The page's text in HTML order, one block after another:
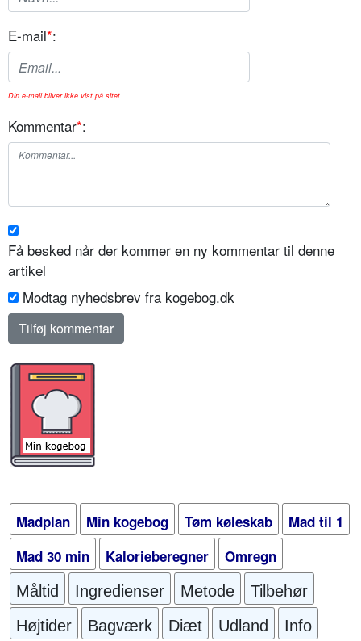
E-mail*:
Din e-mail bliver ikke vist på sitet.
Kommentar*:
Få besked når der kommer en ny kommentar til denne
artikel
Modtag nyhedsbrev fra kogebog.dk
Madplan Min kogebog Tøm køleskab
Mad til 1
Mad 30 min
Kalorieberegner Omregn
Måltid Ingredienser Metode
Tilbehør
Højtider
Bagværk Diæt Udland Info